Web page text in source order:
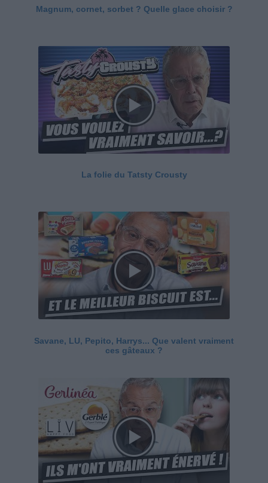
Magnum, cornet, sorbet ? Quelle glace choisir ?
La folie du Tatsty Crousty
Savane, LU, Pepito, Harrys... Que valent vraiment
ces gâteaux ?